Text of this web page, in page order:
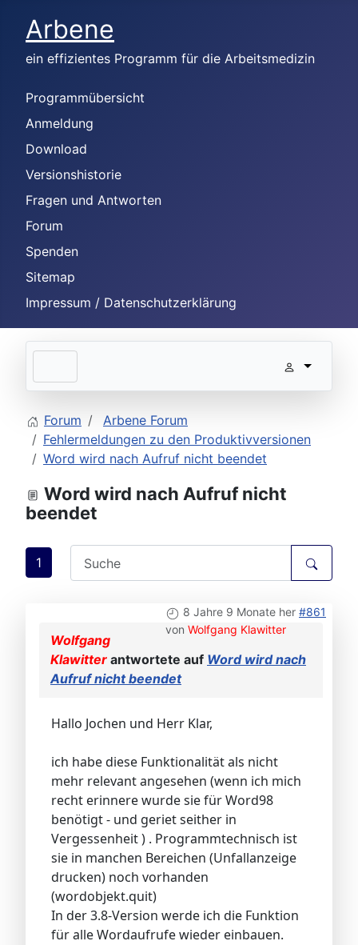
Arbene
ein effizientes Programm für die Arbeitsmedizin
Programmübersicht
Anmeldung
Download
Versionshistorie
Fragen und Antworten
Forum
Spenden
Sitemap
Impressum / Datenschutzerklärung
Forum
Arbene Forum
Fehlermeldungen zu den Produktivversionen
Word wird nach Aufruf nicht beendet
Word wird nach Aufruf nicht
beendet
1
8 Jahre 9 Monate her #861
von Wolfgang Klawitter
Wolfgang
Klawitter antwortete auf Word wird nach
Aufruf nicht beendet
Hallo Jochen und Herr Klar,
ich habe diese Funktionalität als nicht
mehr relevant angesehen (wenn ich mich
recht erinnere wurde sie für Word98
benötigt - und geriet seither in
Vergessenheit ) . Programmtechnisch ist
sie in manchen Bereichen (Unfallanzeige
drucken) noch vorhanden
(wordobjekt.quit)
In der 3.8-Version werde ich die Funktion
für alle Wordaufrufe wieder einbauen.